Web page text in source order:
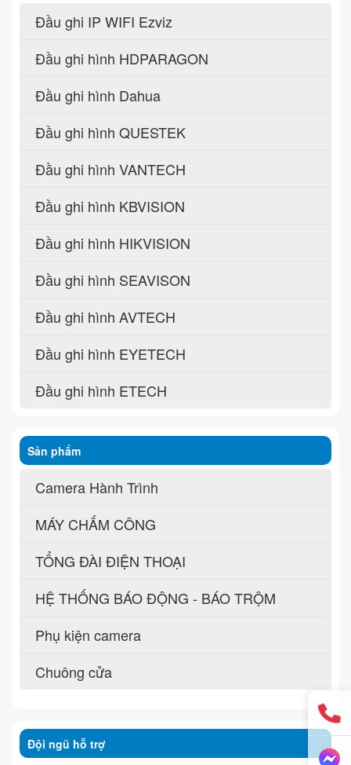
Đầu ghi IP WIFI Ezviz
Đầu ghi hình HDPARAGON
Đầu ghi hình Dahua
Đầu ghi hình QUESTEK
Đầu ghi hình VANTECH
Đầu ghi hình KBVISION
Đầu ghi hình HIKVISION
Đầu ghi hình SEAVISON
Đầu ghi hình AVTECH
Đầu ghi hình EYETECH
Đầu ghi hình ETECH
Sản phẩm
Camera Hành Trình
MÁY CHẤM CÔNG
TỔNG ĐÀI ĐIỆN THOẠI
HỆ THỐNG BÁO ĐỘNG - BÁO TRỘM
Phụ kiện camera
Chuông cửa
Đội ngũ hỗ trợ